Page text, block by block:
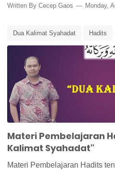
Written By Cecep Gaos Monday,
Dua Kalimat Syahadat Hadits
Hadits tentang Dua Kalimat
Media Pembelajaran Online
Materi Pembelajaran
Kalimat Syahadat"
Materi Pembelajaran Hadits